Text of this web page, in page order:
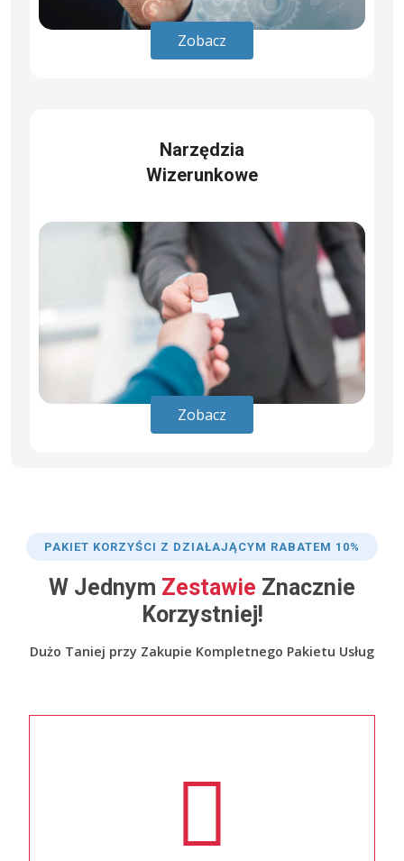
Zobacz
Narzędzia
Wizerunkowe
Zobacz
PAKIET KORZYŚCI Z DZIAŁAJĄCYM RABATEM 10%
W Jednym Zestawie Znacznie
Korzystniej!
Dużo Taniej przy Zakupie Kompletnego Pakietu Usług